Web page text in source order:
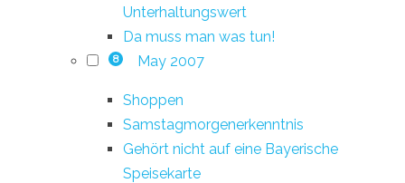
Unterhaltungswert
Da muss man was tun!
8 May 2007
Shoppen
Samstagmorgenerkenntnis
Gehört nicht auf eine Bayerische
Speisekarte